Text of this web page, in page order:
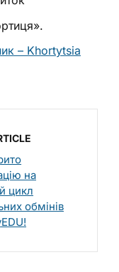
– Khortytsia
на
цикл
обмінів